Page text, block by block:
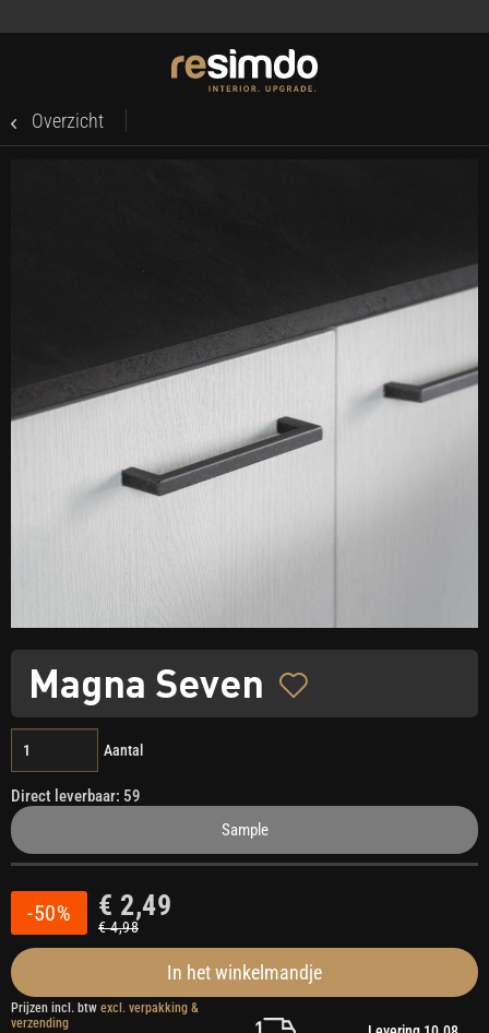
Overzicht
Magna Seven
Aantal
Direct leverbaar: 59
Sample
-50% € 2,49
€ 4,98
In het winkelmandje
Prijzen incl. btw excl. verpakking &
verzending